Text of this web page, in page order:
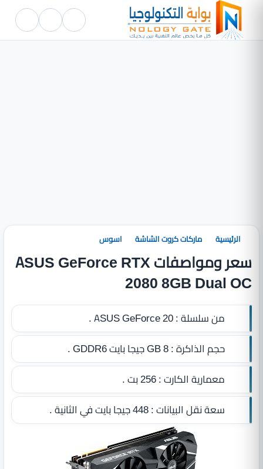
الرئيسية ماركات كروت الشاشة اسوس
سعر ومواصفات ASUS GeForce RTX
2080 8GB Dual OC
من سلسلة :ASUS GeForce 20 .
حجم الذاكرة :8 GB جيجا بايت GDDR6
.
معمارية الكارت :256 بت .
سعة نقل البيانات :448 جيجا بايت في الثانية .